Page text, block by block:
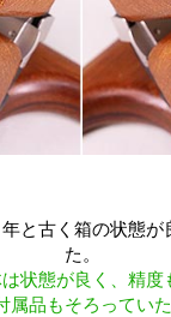
と古く箱の状態が
た。
状態が良く、精
属品もそろってい